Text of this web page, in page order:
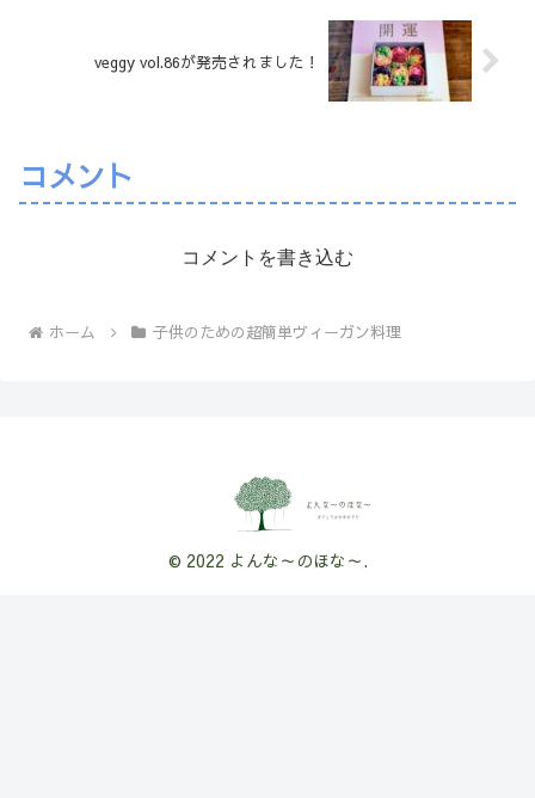
veggy vol.86が発売されました！
コメント
コメントを書き込む
ホーム 子供のための超簡単ヴィーガン料理
© 2022 よんな～のほな～.